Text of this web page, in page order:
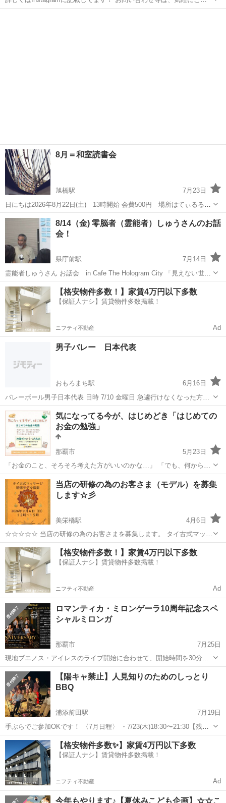
絡下さい。 募集期間は8/20まで！！
8月＝和室読書会
旭橋駅
7月23日
日にちは2026年8月22日(土) 13時開始 会費500円 場所はてぃるる3
階和室です。 今年13年目の読書会です。 本が好きな人や本に関するい
ろんな情報に出会えるかもしれません。 お気軽にご参加をお待ちして
おりま...
沖縄 那覇市 旭橋駅 その他 読書会
8/14（金) 零脳者（霊能者）しゅうさんのお話
会！
県庁前駅
7月14日
霊能者しゅうさん お話会 in Cafe The Hologram City 「見えない世界
を、感覚ではなく"理解"してみませんか？」 「守護霊って本当にいる
の？」 「エネルギーって何？」 「引き寄せ...
沖縄 那覇市 県庁前駅 その他 スピリチュアル
【格安物件多数！】家賃4万円以下多数
【保証人ナシ】賃貸物件多数掲載！
ニフティ不動産 Ad
男子バレー 日本代表
おもろまち駅
6月16日
バレーボール男子日本代表 日時 7/10 金曜日 急遽行けなくなった方や
お譲りしても良いという方がいたらご連絡頂きたいです。 見に行けた
ら嬉しいです。 2枚希望です。 よろしくお願いします！
沖縄 那覇市 おもろまち駅 その他 バレー
気になってる今が、はじめどき「はじめての
お金の勉強」
那覇市
5月23日
「お金のこと、そろそろ考えた方がいいのかな…」 「でも、何から始
めればいいのか分からない」 「今さら聞くのは、ちょっと恥ずかし
い」 そんなふうに思いながら、 気になっているだけで止まっていませ
んか？ この講...
沖縄 那覇市 その他 お金
当店の研修の為のお客さま（モデル）を募集
します☆彡
美栄橋駅
4月6日
☆☆☆☆☆ 当店の研修の為のお客さまを募集します。 タイ古式マッサ
ージ６０分コース 通常7,900円が研修の為の特別価格 3,300円（現金
払い） ーーー 条件 ーーー ●事前予約のみ（当日予約不可） ジモテ
ィーの...
沖縄 那覇市 美栄橋駅 その他 口コミ
【格安物件多数！】家賃4万円以下多数
【保証人ナシ】賃貸物件多数掲載！
ニフティ不動産 Ad
ロマンティカ・ミロンゲーラ10周年記念スペ
シャルミロンガ
那覇市
7月25日
現地ブエノス・アイレスのライブ開始に合わせて、開始時間を30分早
めました。沖縄会場のミロンガ開始は12時30分、終了は16時になりま
す。 アルゼンチンで最も有名なタンゴの聖地ともいえるブエノスアイ
レスの La Viru...
沖縄 那覇市 その他 ミロンガ
【陽キャ禁止】人見知りのためのしっとり
BBQ
浦添前田駅
7月19日
手ぶらでご参加OKです！ 〈7月日程〉 ・7/23(木)18:30〜21:30【残り2
名】 はじめまして。 主催のnakaと申します。 当BBQは以下の大人数
でワイワイは苦手だけど、会社や地元以...
沖縄 那覇市 浦添前田駅 その他 BBQ
【格安物件多数✨】家賃4万円以下多数
【保証人ナシ】賃貸物件多数掲載！
ニフティ不動産 Ad
今年もやります♪【夏休みこども企画】☆☆こ